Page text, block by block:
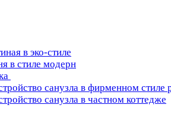
в эко-стиле
в стиле модерн
санузла в фирменном стиле
санузла в частном коттедже